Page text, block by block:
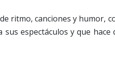
ritmo, canciones y humor,
sus espectáculos y que